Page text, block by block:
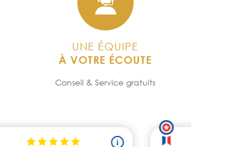
UNE ÉQUIPE
À VOTRE ÉCOUTE
Conseil & Service gratuits